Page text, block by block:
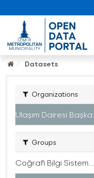
Datasets
Organizations
Ulaşım Dairesi Başka...
Groups
Coğrafi Bilgi Sistem...